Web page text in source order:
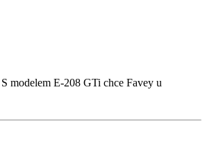
modelem E-208 GTi chce Favey u